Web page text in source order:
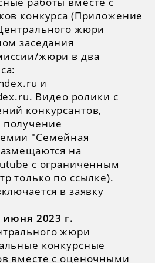
конкурса (Приложение
жюри
заседания
жюри в два
и
Видео ролики с
конкурсантов,
"Семейная
на
с ограниченным
только по ссылке).
в заявку
июня 2023 г.
жюри
конкурсные
вместе с оценочными